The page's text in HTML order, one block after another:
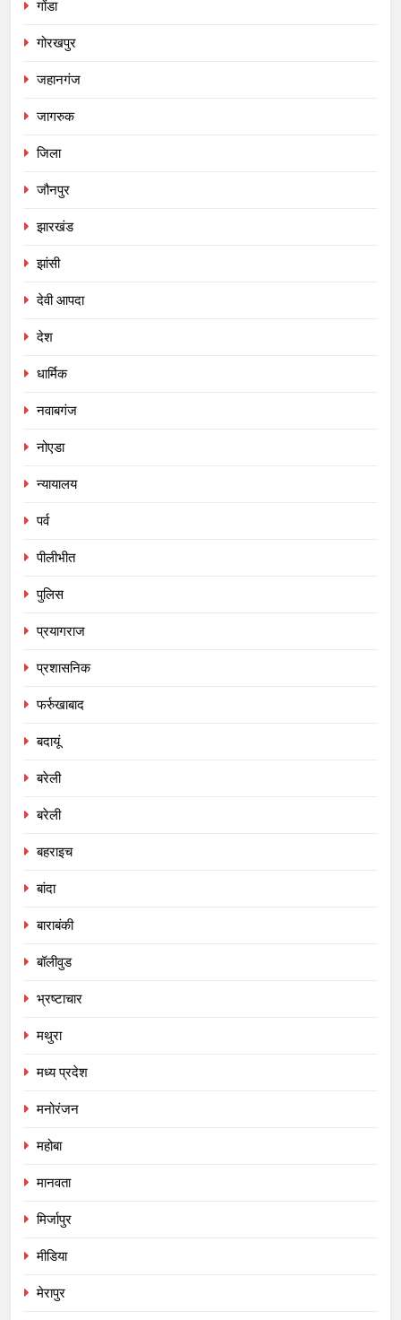
गोंडा
गोरखपुर
जहानगंज
जागरुक
जिला
जौनपुर
झारखंड
झांसी
देवी आपदा
देश
धार्मिक
नवाबगंज
नोएडा
न्यायालय
पर्व
पीलीभीत
पुलिस
प्रयागराज
प्रशासनिक
फर्रुखाबाद
बदायूं
बरेली
बरेली
बहराइच
बांदा
बाराबंकी
बॉलीवुड
भ्रष्टाचार
मथुरा
मध्य प्रदेश
मनोरंजन
महोबा
मानवता
मिर्जापुर
मीडिया
मेरापुर